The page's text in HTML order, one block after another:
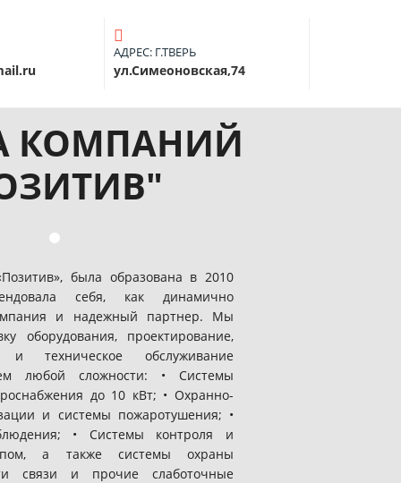
АДРЕС: Г.ТВЕРЬ
ул.Симеоновская,74
КОМПАНИЙ
была образована в 2010
себя, как динамично
и надежный партнер. Мы
оборудования, проектирование,
техническое обслуживание
любой сложности: • Системы
до 10 кВт; • Охранно-
и системы пожаротушения; •
• Системы контроля и
а также системы охраны
связи и прочие слаботочные